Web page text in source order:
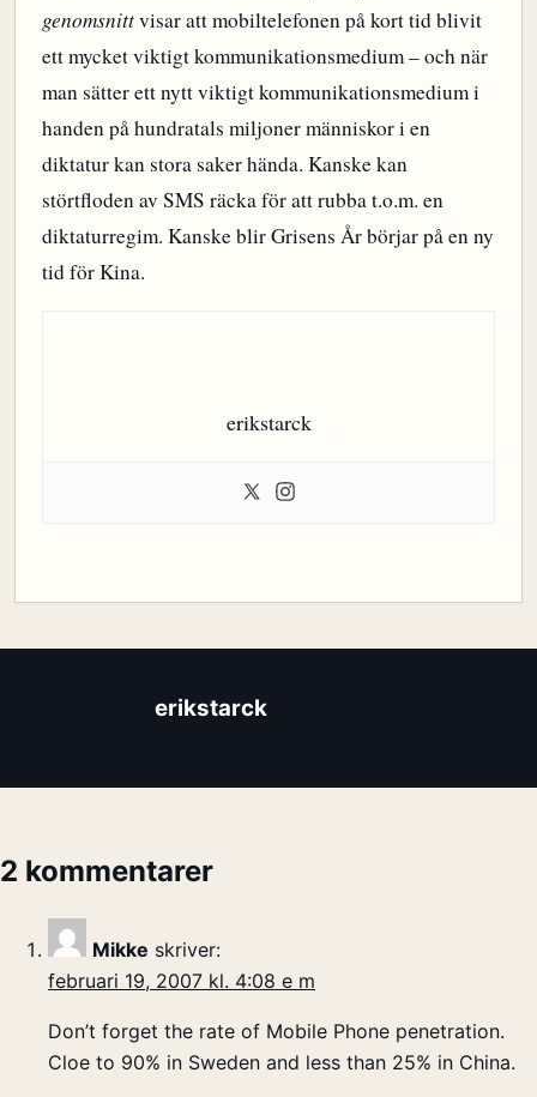
genomsnittvisar att mobiltelefonen på kort tid blivit
ett mycket viktigt kommunikationsmedium – och när
man sätter ett nytt viktigt kommunikationsmedium i
handen på hundratals miljoner människor i en
diktatur kan stora saker hända. Kanske kan
störtfloden av SMS räcka för att rubba t.o.m. en
diktaturregim. Kanske blir Grisens År börjar på en ny
tid för Kina.
erikstarck
erikstarck
2 kommentarer
Mikke skriver:
februari 19, 2007 kl. 4:08 e m
Don’t forget the rate of Mobile Phone penetration.
Cloe to 90% in Sweden and less than 25% in China.